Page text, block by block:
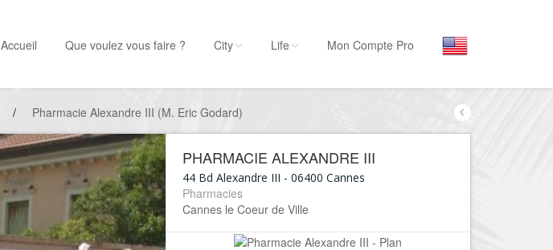
Accueil Que voulez vous faire ? City Life Mon Compte Pro
/ Pharmacie Alexandre III (M. Eric Godard)
PHARMACIE ALEXANDRE III
44 Bd Alexandre III - 06400 Cannes
Pharmacies
Cannes le Coeur de Ville